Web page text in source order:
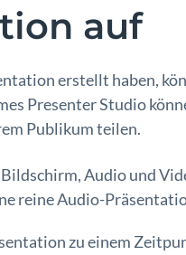
auf
erstellt haben,
Presenter Studio
Publikum teilen.
Audio und
reine Audio-
zu einem